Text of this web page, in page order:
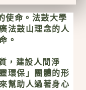
使命。法鼓大學
法鼓山理念的人
。
，建設人間淨
環保」團體的形
幫助人過著身心